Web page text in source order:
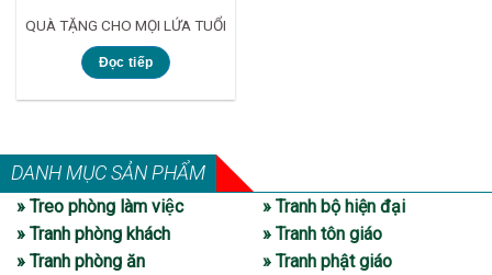
QUÀ TẶNG CHO MỌI LỨA TUỔI
Đọc tiếp
DANH MỤC SẢN PHẨM
» Treo phòng làm việc
» Tranh phòng khách
» Tranh phòng ăn
» Tranh bộ hiện đại
» Tranh tôn giáo
» Tranh phật giáo